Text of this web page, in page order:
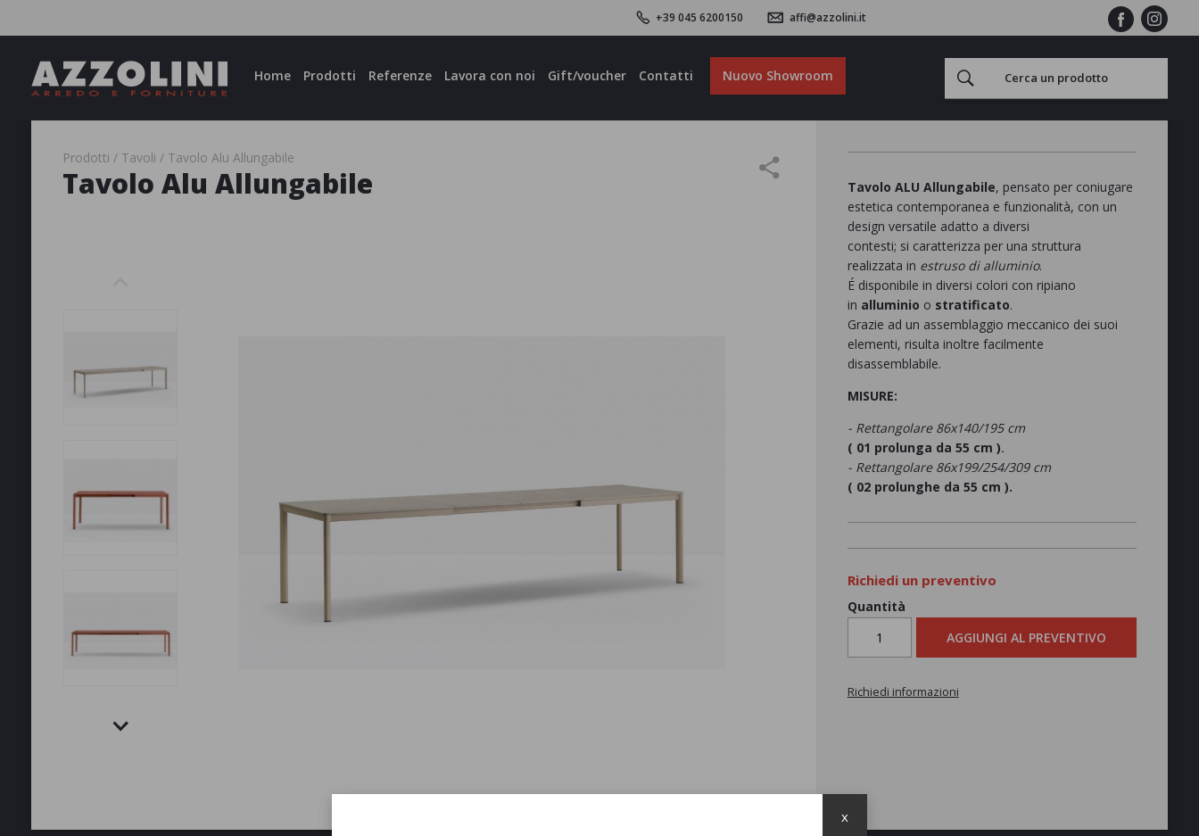
+39 045 6200150 affi@azzolini.it
Home Prodotti Referenze Lavora con noi Gift/voucher Contatti Nuovo Showroom
Prodotti Tavoli Tavolo Alu Allungabile
Tavolo Alu Allungabile Tavolo ALU Allungabile, pensato per coniugare
estetica contemporanea e funzionalità, con un
design versatile adatto a diversi
contesti; si caratterizza per una struttura
realizzata in estruso di alluminio.
É disponibile in diversi colori con ripiano
in alluminio o stratificato.
Grazie ad un assemblaggio meccanico dei suoi
elementi, risulta inoltre facilmente
disassemblabile.
MISURE:
- Rettangolare 86x140/195 cm
( 01 prolunga da 55 cm ).
- Rettangolare 86x199/254/309 cm
( 02 prolunghe da 55 cm ).
Richiedi un preventivo
Quantità
AGGIUNGI AL PREVENTIVO
Richiedi informazioni
x